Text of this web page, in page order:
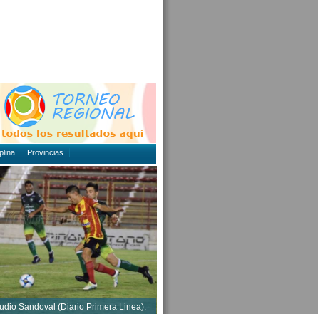
Provincias
Sandoval (Diario Primera Linea).